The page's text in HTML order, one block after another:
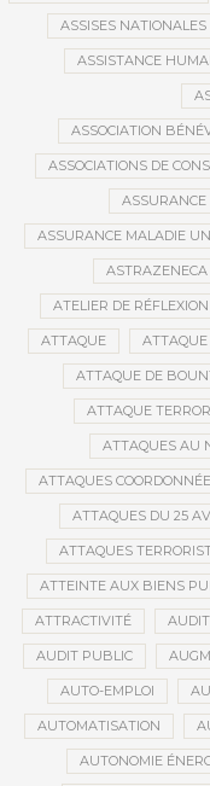
ASSISES
ASSISTANCE
ASSOCIATION
ASSOCIATIONS DE
ASSURANCE MALADIE
ASTRAZENECA
ATELIER DE RÉFLEXION
ATTAQUE
ATTAQUE DE
ATTAQUE
ATTAQUES AU
ATTAQUES
ATTAQUES DU 25
ATTAQUES
ATTEINTE AUX BIENS
ATTRACTIVITÉ AUDIT
AUDIT PUBLIC
AUTO-EMPLOI
AUTOMATISATION
AUTONOMIE